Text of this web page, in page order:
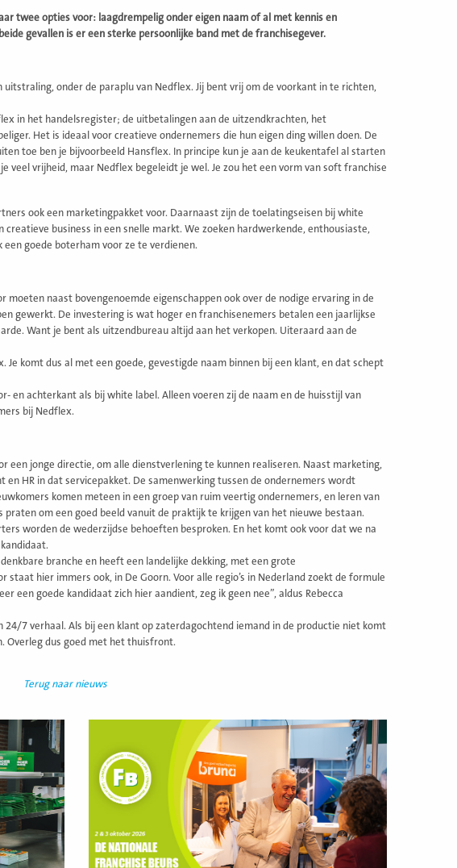
twee opties voor: laagdrempelig onder eigen naam of al met kennis en
gevallen is er een sterke persoonlijke band met de franchisegever.
onder de paraplu van Nedflex. Jij bent vrij om de voorkant in te richten,
in het handelsregister; de uitbetalingen aan de uitzendkrachten, het
Het is ideaal voor creatieve ondernemers die hun eigen ding willen doen. De
toe ben je bijvoorbeeld Hansflex. In principe kun je aan de keukentafel al starten
veel vrijheid, maar Nedflex begeleidt je wel. Je zou het een vorm van soft franchise
ook een marketingpakket voor. Daarnaast zijn de toelatingseisen bij white
business in een snelle markt. We zoeken hardwerkende, enthousiaste,
goede boterham voor ze te verdienen.
naast bovengenoemde eigenschappen ook over de nodige ervaring in de
gewerkt. De investering is wat hoger en franchisenemers betalen een jaarlijkse
Want je bent als uitzendbureau altijd aan het verkopen. Uiteraard aan de
komt dus al met een goede, gevestigde naam binnen bij een klant, en dat schept
en achterkant als bij white label. Alleen voeren zij de naam en de huisstijl van
bij Nedflex.
jonge directie, om alle dienstverlening te kunnen realiseren. Naast marketing,
HR in dat servicepakket. De samenwerking tussen de ondernemers wordt
komen meteen in een groep van ruim veertig ondernemers, en leren van
om een goed beeld vanuit de praktijk te krijgen van het nieuwe bestaan.
worden de wederzijdse behoeften besproken. En het komt ook voor dat we na
branche en heeft een landelijke dekking, met een grote
hier immers ook, in De Goorn. Voor alle regio’s in Nederland zoekt de formule
een goede kandidaat zich hier aandient, zeg ik geen nee”, aldus Rebecca
7 verhaal. Als bij een klant op zaterdagochtend iemand in de productie niet komt
Overleg dus goed met het thuisfront.
Terug naar nieuws